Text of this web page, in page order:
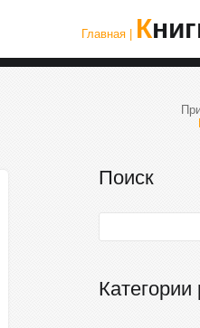
Главная |
Поиск
Категории